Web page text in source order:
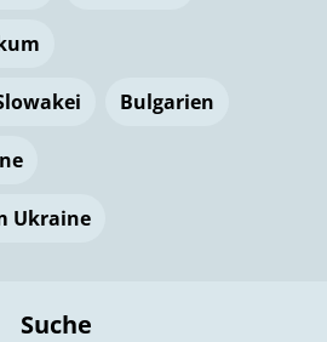
Bulgarien
Ukraine
Suche